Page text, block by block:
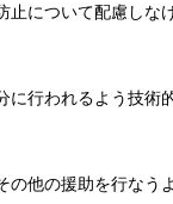
について配慮しな
行われるよう技術
他の援助を行なう